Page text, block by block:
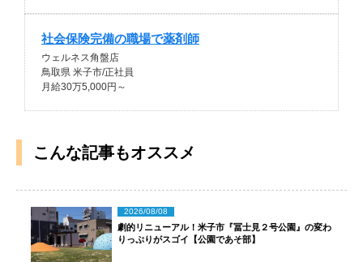
社会保険完備の職場で薬剤師
ウェルネス角盤店
鳥取県 米子市/正社員
月給30万5,000円～
こんな記事もオススメ
2026/08/08
劇的リニューアル！米子市『冨士見２号公園』の変わ
りっぷりがスゴイ【公園であそ部】